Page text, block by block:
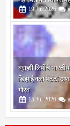
महारक्तदान
19 Jul 2026
ब्राह्मी लिपीचे
डिझाईनला पेटंट;
गौरव
15 Jul 2026